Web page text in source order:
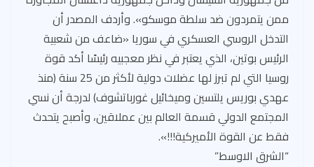
ممن يتمردون ضد سلطة موسكو». وأردف المصدر أن
التدخل الروسي العسكري في سوريا «ضاعف من شعبية
الرئيس بوتين، الذي يعتبر في نظر معجبيه رئيسًا أكد قوة
روسيا التي لم تبرز لها عضلات دولية لأكثر من 25 سنة (منذ
عهدي بوريس يلتسين وميخائيل غورباتشوف) لدرجة أن نسي
المجتمع الدولي قسمة العالم بين عملاقين، وأصبح يتحدث
فقط عن القوة الأميركية!!!».
“الشرق الاوسط”